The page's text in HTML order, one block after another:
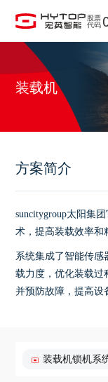
股票
代码
装载机
方案简介
suncitygroup太阳集
术，提高装载效率和
系统集成了智能传感
载力度，优化装载过
并预防故障，提高设
装载机锁机系